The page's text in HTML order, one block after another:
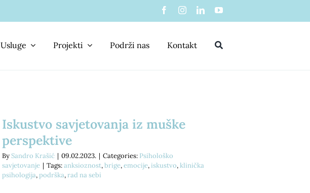
Usluge Projekti Podrži nas Kontakt
Iskustvo savjetovanja iz muške
perspektive
BySandro Krašić | 09.02.2023. | Categories: Psihološko
savjetovanje | Tags:anksioznost,brige,emocije, iskustvo,klinička
psihologija, podrška, rad na sebi